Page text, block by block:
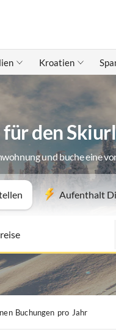
Kroatien
den
und buche eine
Aufenthalt
Buchungen pro Jahr